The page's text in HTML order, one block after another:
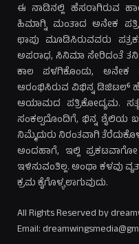
ಈ ನಾಡಿನಲ್ಲಿ ಹೆಸರಾಗಿರುವ
ಹಿಮಾಗ್ನಿ ಮಂತಾದ ಅನೇಕ
ಛಾಪು ಮೂಡಿಸಿರುವವರು
ಅಪರಾಧ, ಸಿನಿಮಾ ಸೇರಿದಂತೆ
ಕಾಲ ಪಳಗಿಕೊಂಡು, ಅನೇಕ
ಆರಂಭಿಸಿರುವ ವಿಭಿನ್ನ ಡಿಜಿಟಲ್
ಆಯಾಮದ ಪತ್ರಿಕೋದ್ಯಮ.
ಸಂಕಲ್ಪದೊಂದಿಗೆ, ಭಿನ್ನ
ನಿಮ್ಮೆದುರು ನಿರಂತವಾಗಿ
ಅಂದಹಾಗೆ, ಇಲ್ಲಿ
ಇಳಿಸುವಂತಿಲ್ಲ. ಅಂಥಾ ಕಳವು
ಕ್ರಮ ಕೈಗೊಳ್ಳಲಾಗುವುದು.
All Rights Reserved by
Email: